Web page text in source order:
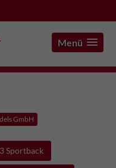
Menü
GmbH
Sportback